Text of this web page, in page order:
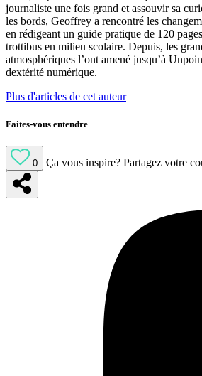
journaliste une fois grand et assouvir sa
les bords, Geoffrey a rencontré les
en rédigeant un guide pratique de 120
trottibus en milieu scolaire. Depuis, les
atmosphériques l’ont amené jusqu’à
dextérité numérique.
Plus d'articles de cet auteur
Faites-vous entendre
0 Ça vous inspire? Partagez votre